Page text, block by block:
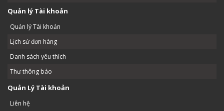
Quản lý Tài khoản
Quản lý Tài khoản
Lịch sử đơn hàng
Danh sách yêu thích
Thư thông báo
Quản Lý Tài khoản
Liên hệ